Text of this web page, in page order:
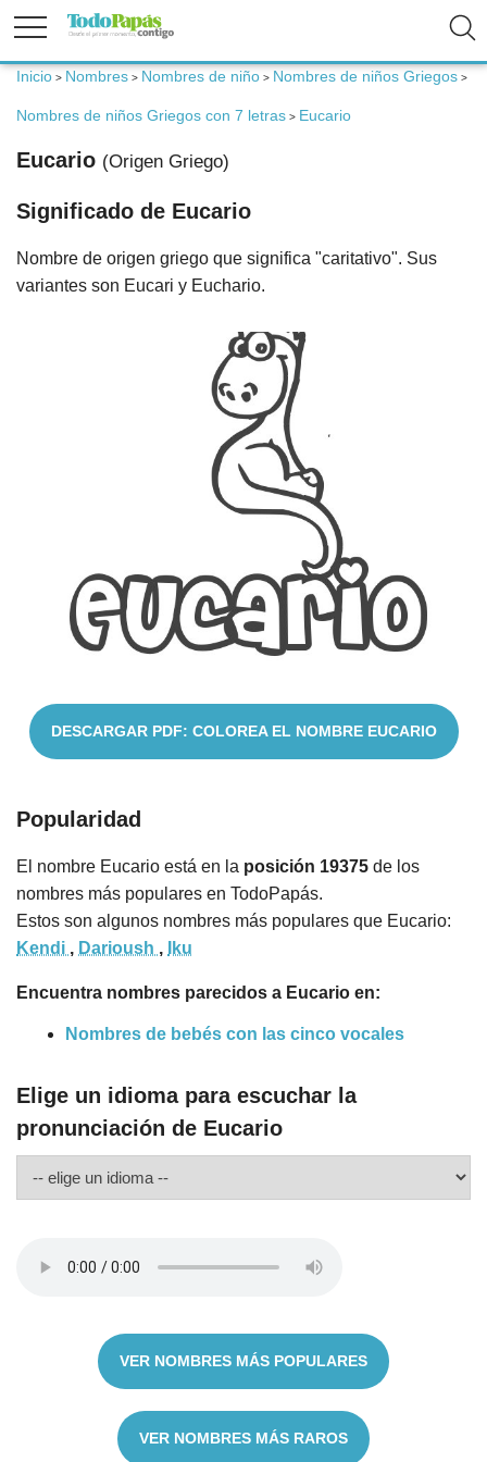
Embarazo
Cuentos
Inicio > Nombres > Nombres de niño > Nombres de niños Griegos >
Nombres de niños Griegos con 7 letras > Eucario
Eucario (Origen Griego)
Significado de Eucario
Nombre de origen griego que significa "caritativo". Sus
variantes son Eucari y Euchario.
DESCARGAR PDF: COLOREA EL NOMBRE EUCARIO
Popularidad
El nombre Eucario está en la posición 19375 de los
nombres más populares en TodoPapás.
Estos son algunos nombres más populares que Eucario:
Kendi , Darioush , Iku
Encuentra nombres parecidos a Eucario en:
Nombres de bebés con las cinco vocales
Elige un idioma para escuchar la
pronunciación de Eucario
VER NOMBRES MÁS POPULARES
VER NOMBRES MÁS RAROS